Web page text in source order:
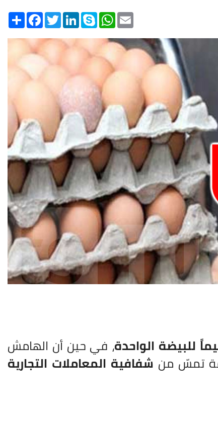
Share
FacebookTwitterLinkedInSkype
WhatsAppEmail
، في حين أن الهامش
تمسّ من شفافية المعاملات التجارية